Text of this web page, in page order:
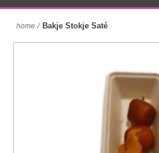
home / Bakje Stokje Saté